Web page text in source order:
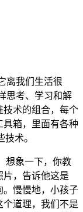
离我们生活很
思考、学习和解
技术的组合，每个
箱，里面有各种
术。
想象一下，你教
片，告诉他这是
。慢慢地，小孩子
个道理，我们不是